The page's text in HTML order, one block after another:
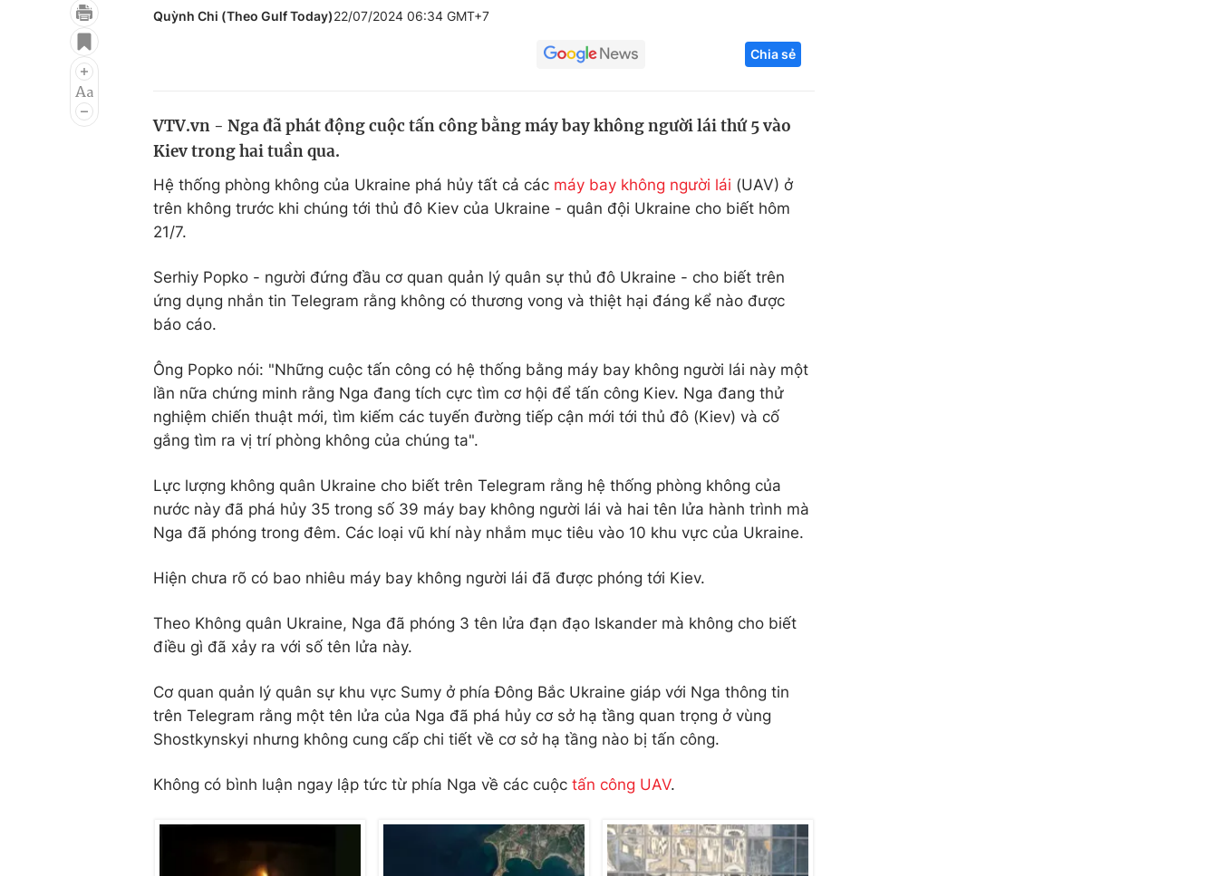
Điện ảnh
Âm nhạc
Chất lượng cuộc sống
Tuyển sinh
Hitech Công nghệ tương lai
Thị trường
Quỳnh Chi (Theo Gulf Today)22/07/2024 06:34 GMT+7
Chia sẻ
VTV.vn - Nga đã phát động cuộc tấn công bằng máy bay không người lái thứ 5 vào
Kiev trong hai tuần qua.
Hệ thống phòng không của Ukraine phá hủy tất cả các máy bay không người lái (UAV) ở
trên không trước khi chúng tới thủ đô Kiev của Ukraine - quân đội Ukraine cho biết hôm
21/7.
Serhiy Popko - người đứng đầu cơ quan quản lý quân sự thủ đô Ukraine - cho biết trên
ứng dụng nhắn tin Telegram rằng không có thương vong và thiệt hại đáng kể nào được
báo cáo.
Ông Popko nói: "Những cuộc tấn công có hệ thống bằng máy bay không người lái này một
lần nữa chứng minh rằng Nga đang tích cực tìm cơ hội để tấn công Kiev. Nga đang thử
nghiệm chiến thuật mới, tìm kiếm các tuyến đường tiếp cận mới tới thủ đô (Kiev) và cố
gắng tìm ra vị trí phòng không của chúng ta".
Lực lượng không quân Ukraine cho biết trên Telegram rằng hệ thống phòng không của
nước này đã phá hủy 35 trong số 39 máy bay không người lái và hai tên lửa hành trình mà
Nga đã phóng trong đêm. Các loại vũ khí này nhắm mục tiêu vào 10 khu vực của Ukraine.
Hiện chưa rõ có bao nhiêu máy bay không người lái đã được phóng tới Kiev.
Theo Không quân Ukraine, Nga đã phóng 3 tên lửa đạn đạo Iskander mà không cho biết
điều gì đã xảy ra với số tên lửa này.
Cơ quan quản lý quân sự khu vực Sumy ở phía Đông Bắc Ukraine giáp với Nga thông tin
trên Telegram rằng một tên lửa của Nga đã phá hủy cơ sở hạ tầng quan trọng ở vùng
Shostkynskyi nhưng không cung cấp chi tiết về cơ sở hạ tầng nào bị tấn công.
Không có bình luận ngay lập tức từ phía Nga về các cuộc tấn công UAV.